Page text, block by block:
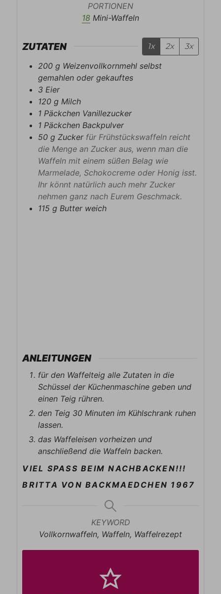
PORTIONEN
18 Mini-Waffeln
ZUTATEN 1x 2x 3x
200 g Weizenvollkornmehl selbst
gemahlen oder gekauftes
3 Eier
120 g Milch
1 Päckchen Vanillezucker
1 Päckchen Backpulver
50 g Zucker für Frühstückswaffeln reicht
die Menge an Zucker aus, wenn man die
Waffeln mit einem süßen Belag wie
Marmelade, Schokocreme oder Honig isst.
Ihr könnt natürlich auch mehr Zucker
nehmen ganz nach Eurem Geschmack.
115 g Butter weich
ANLEITUNGEN
für den Waffelteig alle Zutaten in die
Schüssel der Küchenmaschine geben und
einen Teig rühren.
den Teig 30 Minuten im Kühlschrank ruhen
lassen.
das Waffeleisen vorheizen und
anschließend die Waffeln backen.
VIEL SPASS BEIM NACHBACKEN!!!
BRITTA VON BACKMAEDCHEN 1967
KEYWORD
Vollkornwaffeln, Waffeln, Waffelrezept